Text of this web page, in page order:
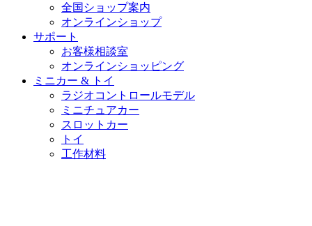
全国ショップ案内
オンラインショップ
サポート
お客様相談室
オンラインショッピング
ミニカー & トイ
ラジオコントロールモデル
ミニチュアカー
スロットカー
トイ
工作材料